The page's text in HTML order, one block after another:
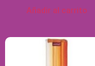
Añadir al carrito